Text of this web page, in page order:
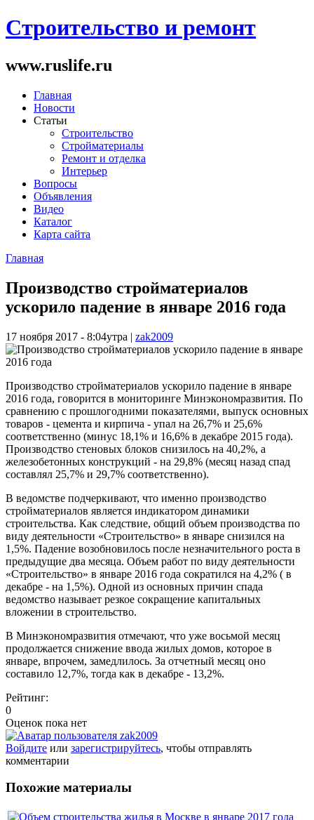
Строительство и ремонт
www.ruslife.ru
Главная
Новости
Статьи
Строительство
Стройматериалы
Ремонт и отделка
Интерьер
Вопросы
Объявления
Видео
Каталог
Карта сайта
Главная
Производство стройматериалов
ускорило падение в январе 2016 года
17 ноября 2017 - 8:04утра | zak2009
Производство стройматериалов ускорило падение в январе
2016 года, говорится в мониторинге Минэкономразвития. По
сравнению с прошлогодними показателями, выпуск основных
товаров - цемента и кирпича - упал на 26,7% и 25,6%
соответственно (минус 18,1% и 16,6% в декабре 2015 года).
Производство стеновых блоков снизилось на 40,2%, а
железобетонных конструкций - на 29,8% (месяц назад спад
составлял 25,7% и 29,7% соответственно).
В ведомстве подчеркивают, что именно производство
стройматериалов является индикатором динамики
строительства. Как следствие, общий объем производства по
виду деятельности «Строительство» в январе снизился на
1,5%. Падение возобновилось после незначительного роста в
предыдущие два месяца. Объем работ по виду деятельности
«Строительство» в январе 2016 года сократился на 4,2% ( в
декабре - на 1,5%). Одной из основных причин спада
ведомство называет резкое сокращение капитальных
вложении в строительство.
В Минэкономразвития отмечают, что уже восьмой месяц
продолжается снижение ввода жилых домов, которое в
январе, впрочем, замедлилось. За отчетный месяц оно
составило 12,7%, тогда как в декабре - 13,2%.
Рейтинг:
0
Оценок пока нет
Войдите или зарегистрируйтесь, чтобы отправлять
комментарии
Похожие материалы